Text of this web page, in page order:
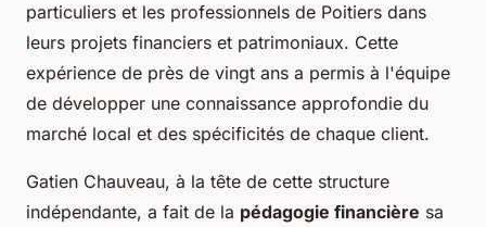
particuliers et les professionnels de Poitiers dans
leurs projets financiers et patrimoniaux. Cette
expérience de près de vingt ans a permis à l'équipe
de développer une connaissance approfondie du
marché local et des spécificités de chaque client.
Gatien Chauveau, à la tête de cette structure
indépendante, a fait de la pédagogie financière sa